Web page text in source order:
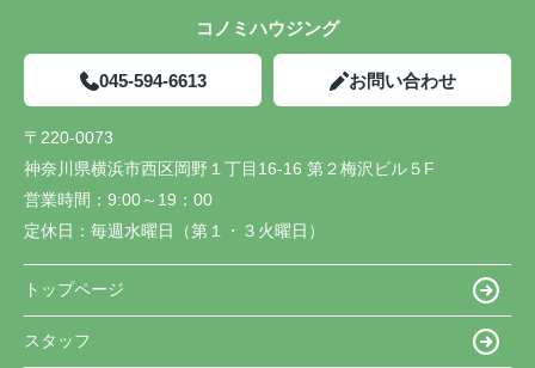
コノミハウジング
045-594-6613 お問い合わせ
〒220-0073
神奈川県横浜市西区岡野１丁目16-16 第２梅沢ビル５F
営業時間： 9:00～19：00
定休日： 毎週水曜日（第１・３火曜日）
トップページ
スタッフ